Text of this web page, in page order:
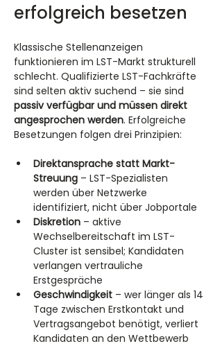
erfolgreich besetzen
Klassische Stellenanzeigen
funktionieren im LST-Markt strukturell
schlecht. Qualifizierte LST-Fachkräfte
sind selten aktiv suchend – sie sind
passiv verfügbar und müssen direkt
angesprochen werden. Erfolgreiche
Besetzungen folgen drei Prinzipien:
Direktansprache statt Markt-
Streuung – LST-Spezialisten
werden über Netzwerke
identifiziert, nicht über Jobportale
Diskretion – aktive
Wechselbereitschaft im LST-
Cluster ist sensibel; Kandidaten
verlangen vertrauliche
Erstgespräche
Geschwindigkeit – wer länger als 14
Tage zwischen Erstkontakt und
Vertragsangebot benötigt, verliert
Kandidaten an den Wettbewerb